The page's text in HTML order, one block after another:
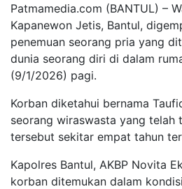
Patmamedia.com (BANTUL) –
Kapanewon Jetis, Bantul,
penemuan seorang pria yang
dunia seorang diri di dalam
(9/1/2026) pagi.
Korban diketahui bernama
seorang wiraswasta yang telah
tersebut sekitar empat tahun
Kapolres Bantul, AKBP Novita
korban ditemukan dalam